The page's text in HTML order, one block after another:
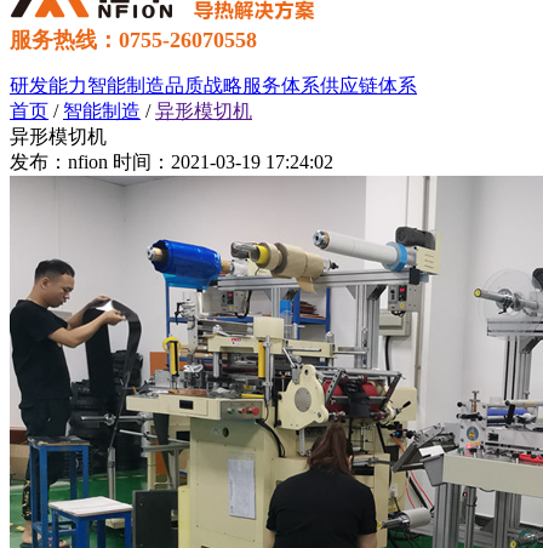
服务热线：0755-26070558
研发能力智能制造品质战略服务体系供应链体系
首页 / 智能制造 /异形模切机
异形模切机
发布：nfion 时间：2021-03-19 17:24:02